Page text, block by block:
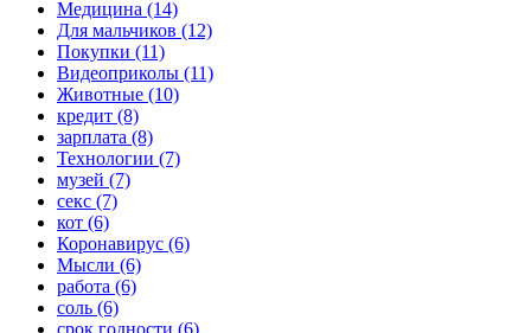
Медицина (14)
Для мальчиков (12)
Покупки (11)
Видеоприколы (11)
Животные (10)
кредит (8)
зарплата (8)
Технологии (7)
музей (7)
секс (7)
кот (6)
Коронавирус (6)
Мысли (6)
работа (6)
соль (6)